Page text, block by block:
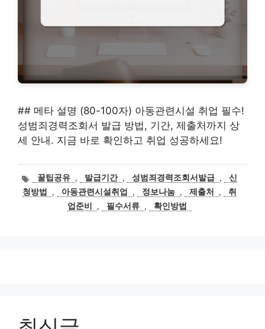
## 메타 설명 (80-100자) 아동관련시설 취업 필수!
성범죄경력조회서 발급 방법, 기간, 제출처까지 상
세 안내. 지금 바로 확인하고 취업 성공하세요!
태
그
꿀팁공유 , 발급기간 , 성범죄경력조회서발급 ,
신
청방법
, 아동관련시설취업 , 정보나눔 , 제출처 ,
취
업준비
, 필수서류 , 확인방법